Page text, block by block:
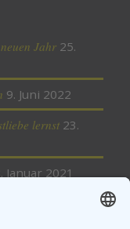
Jahr 25.
9. Juni 2022
lernst 23.
Januar 2021